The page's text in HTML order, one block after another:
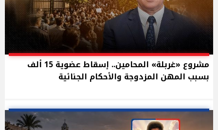
مشروع «غربلة» المحامين.. إسقاط عضوية 15 ألف
بسبب المهن المزدوجة والأحكام الجنائية